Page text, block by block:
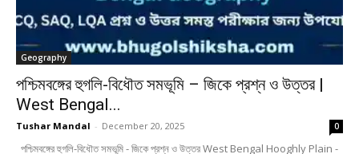
Geography
পশ্চিমবঙ্গের হুগলি-বিধৌত সমভূমি – জিকে প্রশ্ন ও উত্তর |
West Bengal...
Tushar Mandal - December 20, 2025 0
পশ্চিমবঙ্গের হুগলি-বিধৌত সমভূমি - জিকে প্রশ্ন ও উত্তর West Bengal Hooghly Plain -